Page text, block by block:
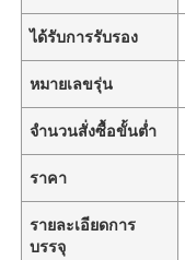
ได้รับการรับรอง
หมายเลขรุ่น
จำนวนสั่งซื้อขั้นต่ำ
ราคา
รายละเอียดการ
บรรจุ